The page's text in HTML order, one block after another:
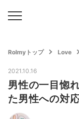
Rolmyトップ Love
2021.10.16
男性の一目惚
た男性への対